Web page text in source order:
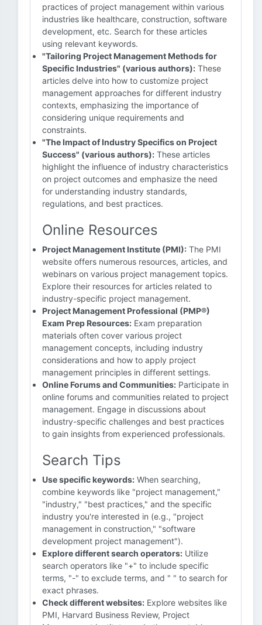
practices of project management within various
industries like healthcare, construction, software
development, etc. Search for these articles
using relevant keywords.
"Tailoring Project Management Methods for
Specific Industries" (various authors): These
articles delve into how to customize project
management approaches for different industry
contexts, emphasizing the importance of
considering unique requirements and
constraints.
"The Impact of Industry Specifics on Project
Success" (various authors): These articles
highlight the influence of industry characteristics
on project outcomes and emphasize the need
for understanding industry standards,
regulations, and best practices.
Online Resources
Project Management Institute (PMI): The PMI
website offers numerous resources, articles, and
webinars on various project management topics.
Explore their resources for articles related to
industry-specific project management.
Project Management Professional (PMP®)
Exam Prep Resources: Exam preparation
materials often cover various project
management concepts, including industry
considerations and how to apply project
management principles in different settings.
Online Forums and Communities: Participate in
online forums and communities related to project
management. Engage in discussions about
industry-specific challenges and best practices
to gain insights from experienced professionals.
Search Tips
Use specific keywords: When searching,
combine keywords like "project management,"
"industry," "best practices," and the specific
industry you're interested in (e.g., "project
management in construction," "software
development project management").
Explore different search operators: Utilize
search operators like "+" to include specific
terms, "-" to exclude terms, and " " to search for
exact phrases.
Check different websites: Explore websites like
PMI, Harvard Business Review, Project